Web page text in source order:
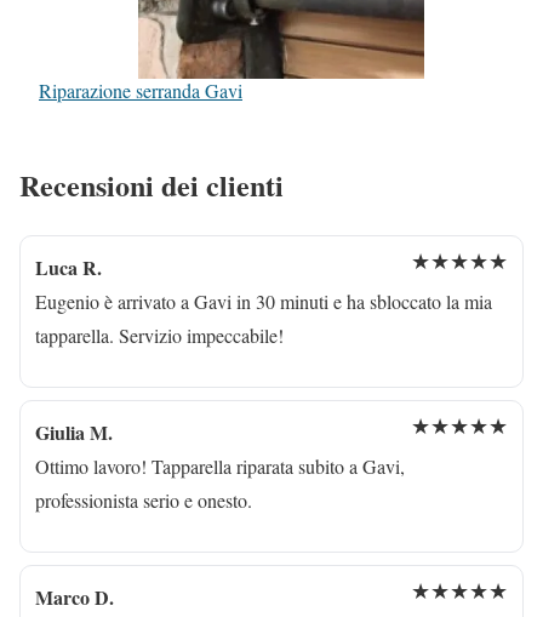
Riparazione serranda Gavi
Recensioni dei clienti
Luca R. ★★★★★
Eugenio è arrivato a Gavi in 30 minuti e ha sbloccato la mia
tapparella. Servizio impeccabile!
Giulia M. ★★★★★
Ottimo lavoro! Tapparella riparata subito a Gavi,
professionista serio e onesto.
Marco D. ★★★★★